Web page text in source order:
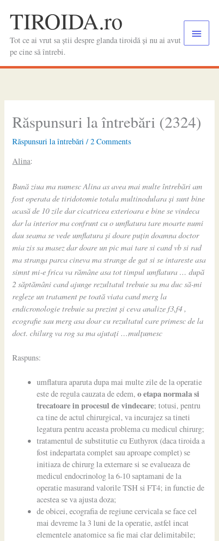
contentTIROIDA.ro
Tot ce ai vrut sa știi despre glanda tiroidă și nu ai avut
pe cine să întrebi.
Main
Răspunsuri la întrebări (2324)
Răspunsuri la întrebări /2 Comments
Alina:
Bună ziua ma numesc Alina as avea mai multe întrebări am
fost operata de tiridotomie totala multinodulara și sunt bine
acasă de 10 zile dar cicatricea exterioara e bine se vindeca
dar la interior ma confrunt cu o umflatura tare moarte numi
dau seama se vede umflatura și doare puțin doamna doctor
mia zis sa masez dar doare un pic mai tare si cand vb si rad
ma stranga parca cineva ma strange de gat si se intareste asa
simnt mi-e frica va rămâne asa tot timpul umflatura … după
2 săptămâni cand ajunge rezultatul trebuie sa ma duc să-mi
regleze un tratament pe toată viata cand merg la
endicronologie trebuie sa prezint și ceva analize f3,f4 ,
ecografie sau merg asa doar cu rezultatul care primesc de la
doct. chilurg va rog sa ma ajutați …mulțumesc
Raspuns:
umflatura aparuta dupa mai multe zile de la operatie
este de regula cauzata de edem, o etapa normala si
trecatoare in procesul de vindecare; totusi, pentru
ca tine de actul chirurgical, va incurajez sa tineti
legatura pentru aceasta problema cu medicul chirurg;
tratamentul de substitutie cu Euthyrox (daca tiroida a
fost indepartata complet sau aproape complet) se
initiaza de chirurg la externare si se evalueaza de
medicul endocrinolog la 6-10 saptamani de la
operatie masurand valorile TSH si FT4; in functie de
acestea se va ajusta doza;
de obicei, ecografia de regiune cervicala se face cel
mai devreme la 3 luni de la operatie, astfel incat
elementele anatomice sa fie mai clar delimitabile;